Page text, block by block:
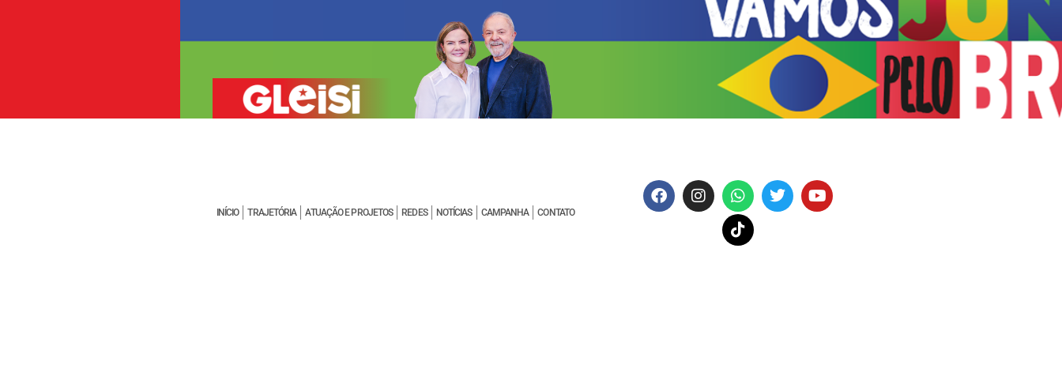
INÍCIO TRAJETÓRIA ATUAÇÃO E PROJETOS REDES NOTÍCIAS CAMPANHA CONTATO